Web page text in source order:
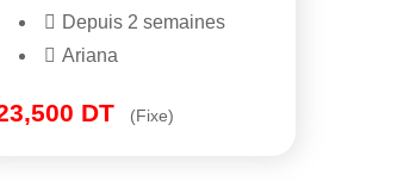
Depuis 2 semaines
Ariana
DT (Fixe)